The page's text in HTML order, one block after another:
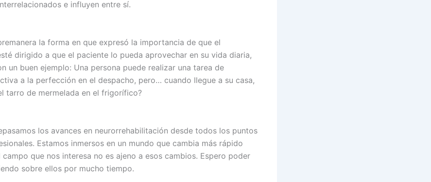
e influyen entre sí.
la forma en que expresó la importancia de que el
dirigido a que el paciente lo pueda aprovechar en su vida diaria,
un buen ejemplo: Una persona puede realizar una tarea de
a la perfección en el despacho, pero… cuando llegue a su casa,
tarro de mermelada en el frigorífico?
los avances en neurorrehabilitación desde todos los puntos
Estamos inmersos en un mundo que cambia más rápido
campo que nos interesa no es ajeno a esos cambios. Espero poder
sobre ellos por mucho tiempo.